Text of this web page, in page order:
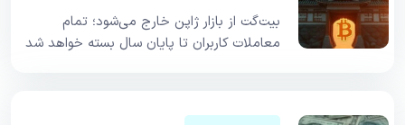
بیت‌گت از بازار ژاپن خارج می‌شود؛ تمام
معاملات کاربران تا پایان سال بسته خواهد شد